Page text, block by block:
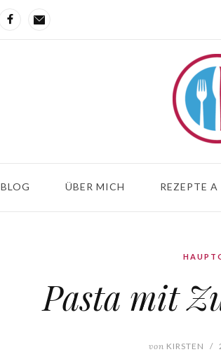
BLOG ÜBER MICH REZEPTE A
Pasta mit
von KIRSTEN /